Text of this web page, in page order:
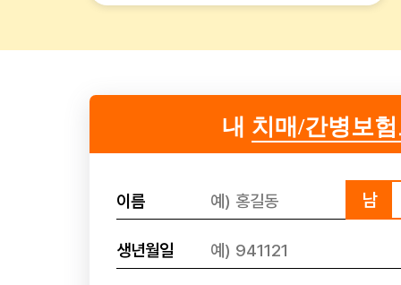
내 치매/간병보
이름 남
생년월일